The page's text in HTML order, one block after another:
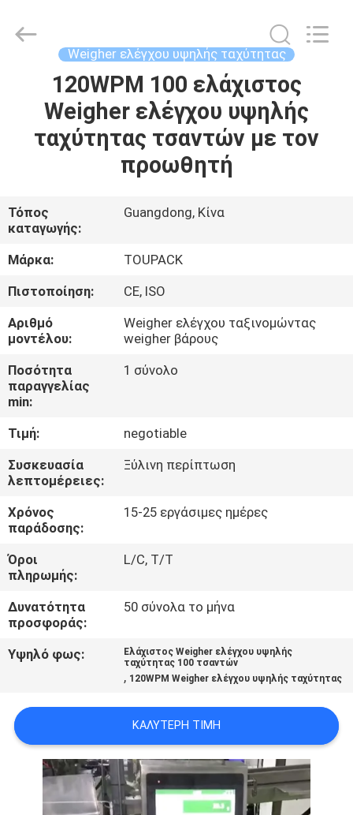
ΣΠΊΤΙ
ΠΡΟΪΌΝΤΑ
ΜΕ
ΕΜΆΣ
ΞΕΝΆΓΗΣΗ
ΣΤΟ
ΕΡΓΟΣΤΆΣΙΟ
ΠΟΙΟΤΙΚΌΣ
ΈΛΕΓΧΟΣ
ΕΠΙΚΟΙΝΩΝΉΣΤΕ
ΜΑΖΊ
ΜΑΣ
ΝΈΑ
ΥΠΟΘΈΣΕΙΣ
ΜΙΑ
ΠΡΟΣΦΟΡΆ
SITEMAP
EQUIPMENT
Weigher ελέγχου υψηλής ταχύτητας
120WPM 100 ελάχιστος
Weigher ελέγχου υψηλής
ταχύτητας τσαντών με τον
προωθητή
Τόπος
καταγωγής:
Guangdong, Κίνα
Μάρκα:
TOUPACK
Πιστοποίηση:
CE, ISO
Αριθμό
μοντέλου:
Weigher ελέγχου ταξινομώντας
weigher βάρους
Ποσότητα
παραγγελίας
min:
1 σύνολο
Τιμή:
negotiable
Συσκευασία
λεπτομέρειες:
Ξύλινη περίπτωση
Χρόνος
παράδοσης:
15-25 εργάσιμες ημέρες
Όροι
πληρωμής:
L/C, T/T
Δυνατότητα
προσφοράς:
50 σύνολα το μήνα
Υψηλό φως:
Ελάχιστος Weigher ελέγχου υψηλής
ταχύτητας 100 τσαντών
, 120WPM Weigher ελέγχου υψηλής ταχύτητας
ΚΑΛΎΤΕΡΗ ΤΙΜΉ